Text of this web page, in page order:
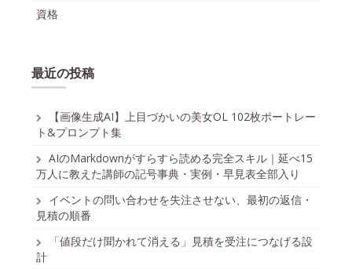
資格
最近の投稿
【画像生成AI】上目づかいの美女OL 102枚ポートレー
ト&プロンプト集
AIのMarkdownがすらすら読める完全スキル｜延べ15
万人に教えた講師の記号事典・実例・早見表全部入り
イベントの問い合わせを失注させない、最初の返信・
見積の順番
「値段だけ聞かれて消える」見積を受注につなげる設
計